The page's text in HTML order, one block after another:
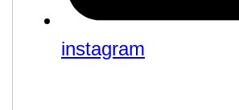
instagram